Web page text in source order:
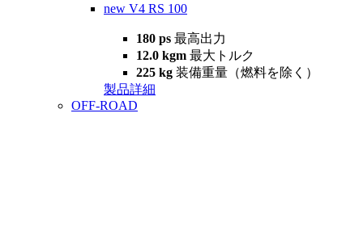
new V4 RS 100
180 ps 最高出力
12.0 kgm 最大トルク
225 kg 装備重量（燃料を除く）
製品詳細
OFF-ROAD